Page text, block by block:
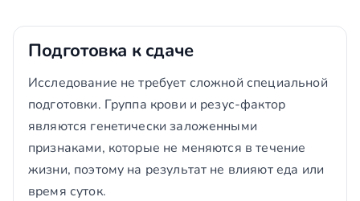
Подготовка к сдаче
Исследование не требует сложной специальной
подготовки. Группа крови и резус-фактор
являются генетически заложенными
признаками, которые не меняются в течение
жизни, поэтому на результат не влияют еда или
время суток.